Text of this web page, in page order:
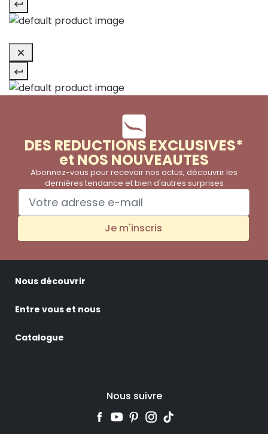
DES REDUCTIONS EXCLUSIVES*
et NOS NOUVEAUTES
Abonnez-vous pour recevoir nos actus, découvrir les
dernières tendance et bien d'autres surprises
Je m'inscris
Nous découvrir
Entre vous et nous
Catalogue
Nous suivre